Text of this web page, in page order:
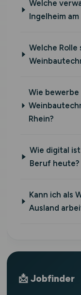
Welche
Ingelheim am
Welche Rolle
Wie bewerbe
Rhein?
Wie digital
Beruf heute?
Kann ich als
Ausland
📩 Jobfinder